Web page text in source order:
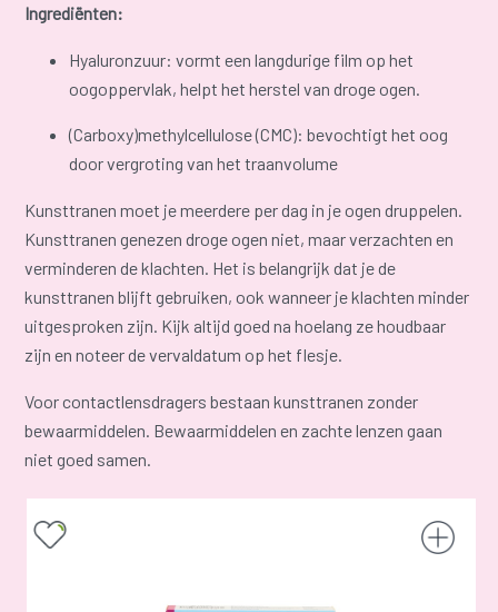
Ingrediënten:
Hyaluronzuur: vormt een langdurige film op het
oogoppervlak, helpt het herstel van droge ogen.
(Carboxy)methylcellulose (CMC): bevochtigt het oog
door vergroting van het traanvolume
Kunsttranen moet je meerdere per dag in je ogen druppelen.
Kunsttranen genezen droge ogen niet, maar verzachten en
verminderen de klachten. Het is belangrijk dat je de
kunsttranen blijft gebruiken, ook wanneer je klachten minder
uitgesproken zijn. Kijk altijd goed na hoelang ze houdbaar
zijn en noteer de vervaldatum op het flesje.
Voor contactlensdragers bestaan kunsttranen zonder
bewaarmiddelen. Bewaarmiddelen en zachte lenzen gaan
niet goed samen.